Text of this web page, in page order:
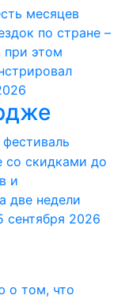
месяцев
по стране –
при этом
со скидками до
и
две недели
сентября 2026
о том, что